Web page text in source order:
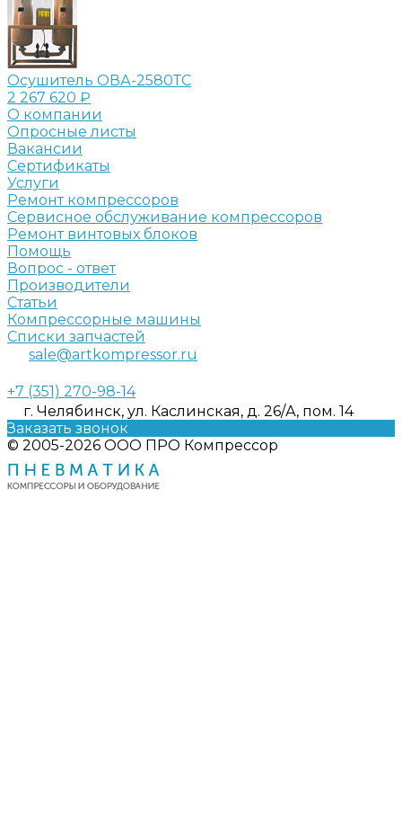
Осушитель ОВА-2580ТС
2 267 620 ₽
О компании
Опросные листы
Вакансии
Сертификаты
Услуги
Ремонт компрессоров
Сервисное обслуживание компрессоров
Ремонт винтовых блоков
Помощь
Вопрос - ответ
Производители
Статьи
Компрессорные машины
Списки запчастей
sale@artkompressor.ru
+7 (351) 270-98-14
г. Челябинск, ул. Каслинская, д. 26/А, пом. 14
Заказать звонок
© 2005-2026 ООО ПРО Компрессор